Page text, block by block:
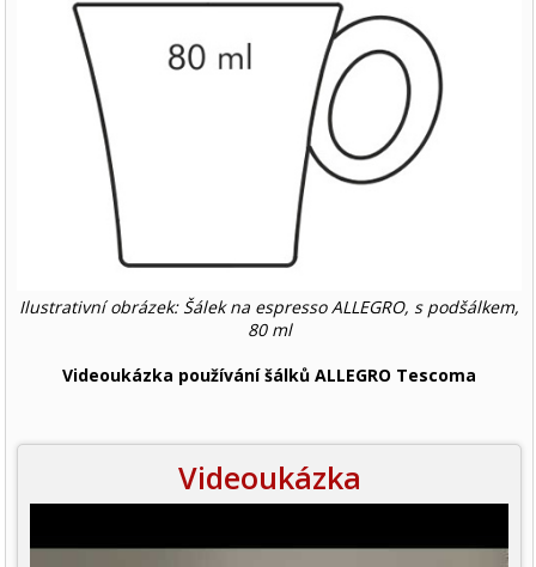
Ilustrativní obrázek: Šálek na espresso ALLEGRO, s podšálkem,
80 ml
Videoukázka používání šálků ALLEGRO Tescoma
Videoukázka